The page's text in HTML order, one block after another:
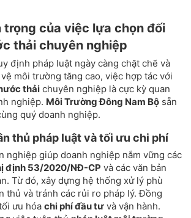
trọng của việc lựa chọn đối
thải chuyên nghiệp
định pháp luật ngày càng chặt chẽ và
môi trường tăng cao, việc hợp tác với
thải chuyên nghiệp là cực kỳ quan
nghiệp. Môi Trường Đông Nam Bộ sẵn
quý doanh nghiệp.
thủ pháp luật và tối ưu chi phí
nghiệp giúp doanh nghiệp nắm vững các
định 53/2020/NĐ-CP và các văn bản
Từ đó, xây dựng hệ thống xử lý phù
thủ và tránh các rủi ro pháp lý. Đồng
ưu hóachi phí đầu tư và vận hành.